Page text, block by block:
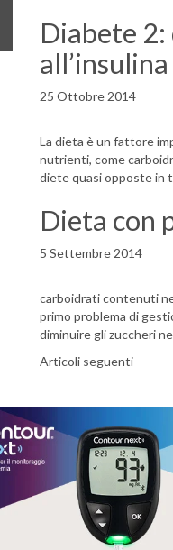
Diabete 2:
all’insulina
25 Ottobre 2014
La dieta è un fattore
nutrienti, come
diete quasi opposte in
Dieta con
5 Settembre 2014
carboidrati contenuti
primo problema di
diminuire gli zuccheri
Articoli seguenti